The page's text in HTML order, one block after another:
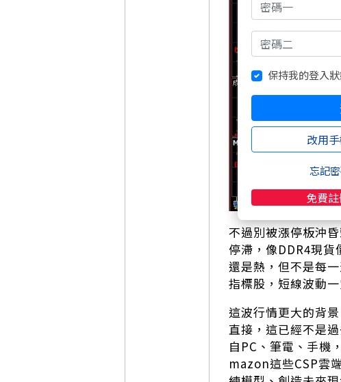
不過別被漲停板沖
停滯，像DDR4現
還是熱，但不是每
指標股，短線波動
這波行情更大的背
直接，這已經不是
自PC、筆電、手
mazon這些CSP雲
保持我的登入狀
改用
忘記
免費